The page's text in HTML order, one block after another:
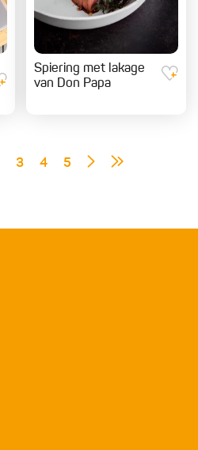
Spiering met lakage
van Don Papa
3 4 5